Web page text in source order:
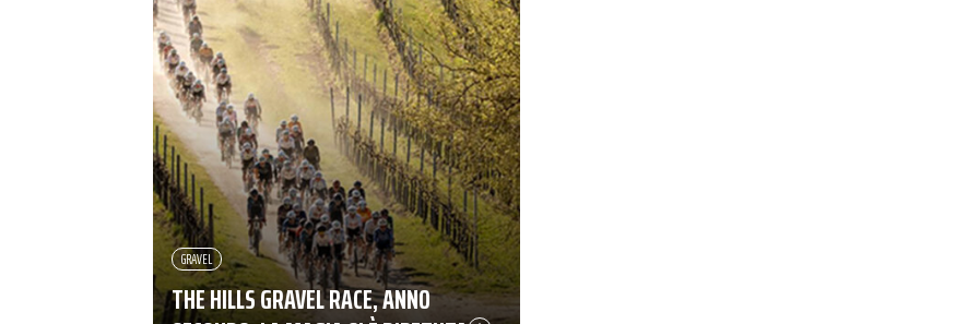
THE HILLS GRAVEL RACE, ANNO
GRAVEL